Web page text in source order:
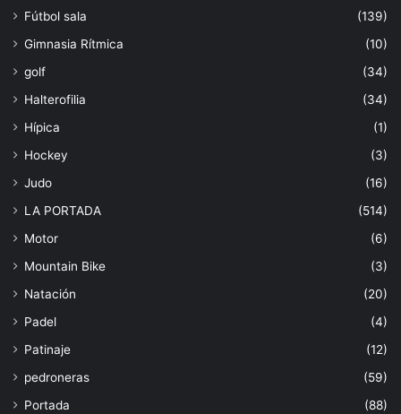
Fútbol sala
(139)
Gimnasia Rítmica
(10)
golf
(34)
Halterofilia
(34)
Hípica
(1)
Hockey
(3)
Judo
(16)
LA PORTADA
(514)
Motor
(6)
Mountain Bike
(3)
Natación
(20)
Padel
(4)
Patinaje
(12)
pedroneras
(59)
Portada
(88)